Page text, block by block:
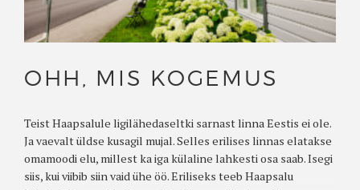
OHH, MIS KOGEMUS
Teist Haapsalule ligilähedaseltki sarnast linna Eestis ei ole.
Ja vaevalt üldse kusagil mujal. Selles erilises linnas elatakse
omamoodi elu, millest ka iga külaline lahkesti osa saab. Isegi
siis, kui viibib siin vaid ühe öö. Eriliseks teeb Haapsalu